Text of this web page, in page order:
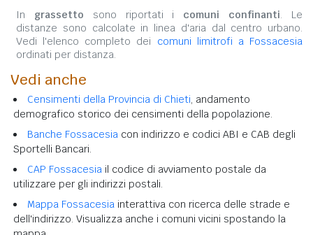
In grassetto sono riportati i comuni confinanti. Le
distanze sono calcolate in linea d'aria dal centro urbano.
Vedi l'elenco completo dei comuni limitrofi a Fossacesia
ordinati per distanza.
Vedi anche
Censimenti della Provincia di Chieti, andamento
demografico storico dei censimenti della popolazione.
Banche Fossacesia con indirizzo e codici ABI e CAB degli
Sportelli Bancari.
CAP Fossacesia il codice di avviamento postale da
utilizzare per gli indirizzi postali.
Mappa Fossacesia interattiva con ricerca delle strade e
dell'indirizzo. Visualizza anche i comuni vicini spostando la